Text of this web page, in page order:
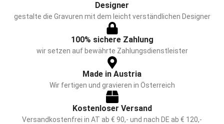
Designer
gestalte die Gravuren mit dem leicht verständlichen Designer
100% sichere Zahlung
wir setzen auf bewährte Zahlungsdienstleister
Made in Austria
Wir fertigen und gravieren in Österreich
Kostenloser Versand
Versandkostenfrei in AT ab € 90,- und nach DE ab € 120,-